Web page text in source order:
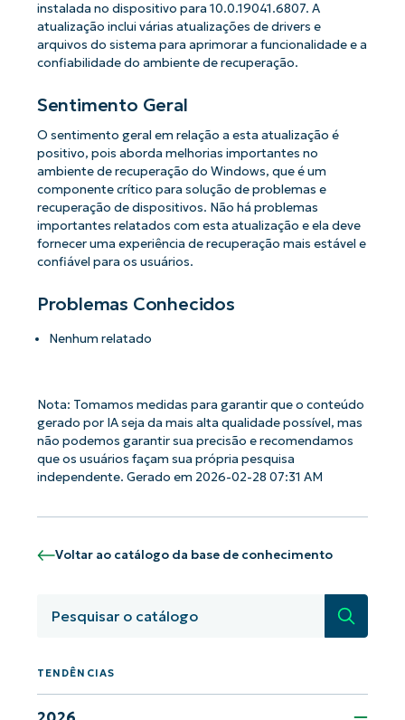
instalada no dispositivo para 10.0.19041.6807. A
atualização inclui várias atualizações de drivers e
arquivos do sistema para aprimorar a funcionalidade e a
confiabilidade do ambiente de recuperação.
Sentimento Geral
O sentimento geral em relação a esta atualização é
positivo, pois aborda melhorias importantes no
ambiente de recuperação do Windows, que é um
componente crítico para solução de problemas e
recuperação de dispositivos. Não há problemas
importantes relatados com esta atualização e ela deve
fornecer uma experiência de recuperação mais estável e
confiável para os usuários.
Problemas Conhecidos
Nenhum relatado
Nota: Tomamos medidas para garantir que o conteúdo
gerado por IA seja da mais alta qualidade possível, mas
não podemos garantir sua precisão e recomendamos
que os usuários façam sua própria pesquisa
independente. Gerado em 2026-02-28 07:31 AM
Voltar ao catálogo da base de conhecimento
TENDÊNCIAS